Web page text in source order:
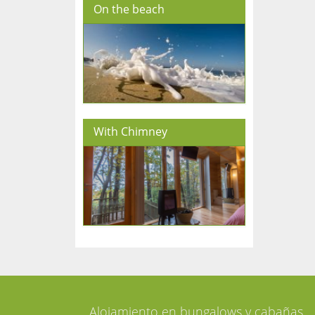
On the beach
With Chimney
Alojamiento en bungalows y cabañas